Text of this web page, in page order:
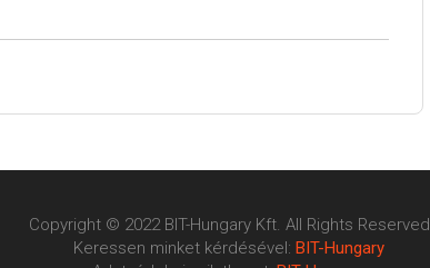
Copyright © 2022 BIT-Hungary Kft. All Rights Reserved
Keressen minket kérdésével: BIT-Hungary